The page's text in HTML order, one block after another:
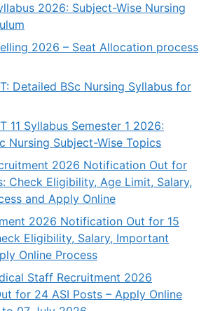
2026: Subject-Wise Nursing
2026 – Seat Allocation process
Detailed BSc Nursing Syllabus for
11 Syllabus Semester 1 2026:
Nursing Subject-Wise Topics
2026 Notification Out for
Check Eligibility, Age Limit, Salary,
and Apply Online
2026 Notification Out for 15
Eligibility, Salary, Important
Online Process
Staff Recruitment 2026
for 24 ASI Posts – Apply Online